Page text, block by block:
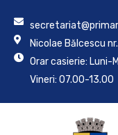
Nicolae Bălcescu
Orar casierie: Luni-
Vineri: 07.00-13.00